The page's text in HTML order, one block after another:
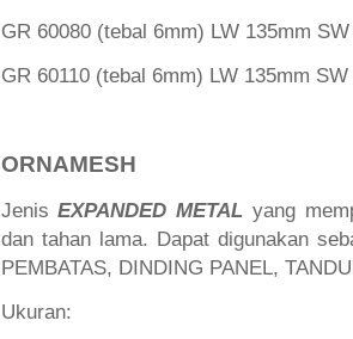
GR 60080 (tebal 6mm) LW 135mm
GR 60110 (tebal 6mm) LW 135mm
ORNAMESH
JenisEXPANDED METAL yang
dan tahan lama. Dapat digunakan
PEMBATAS, DINDING PANEL,
Ukuran: